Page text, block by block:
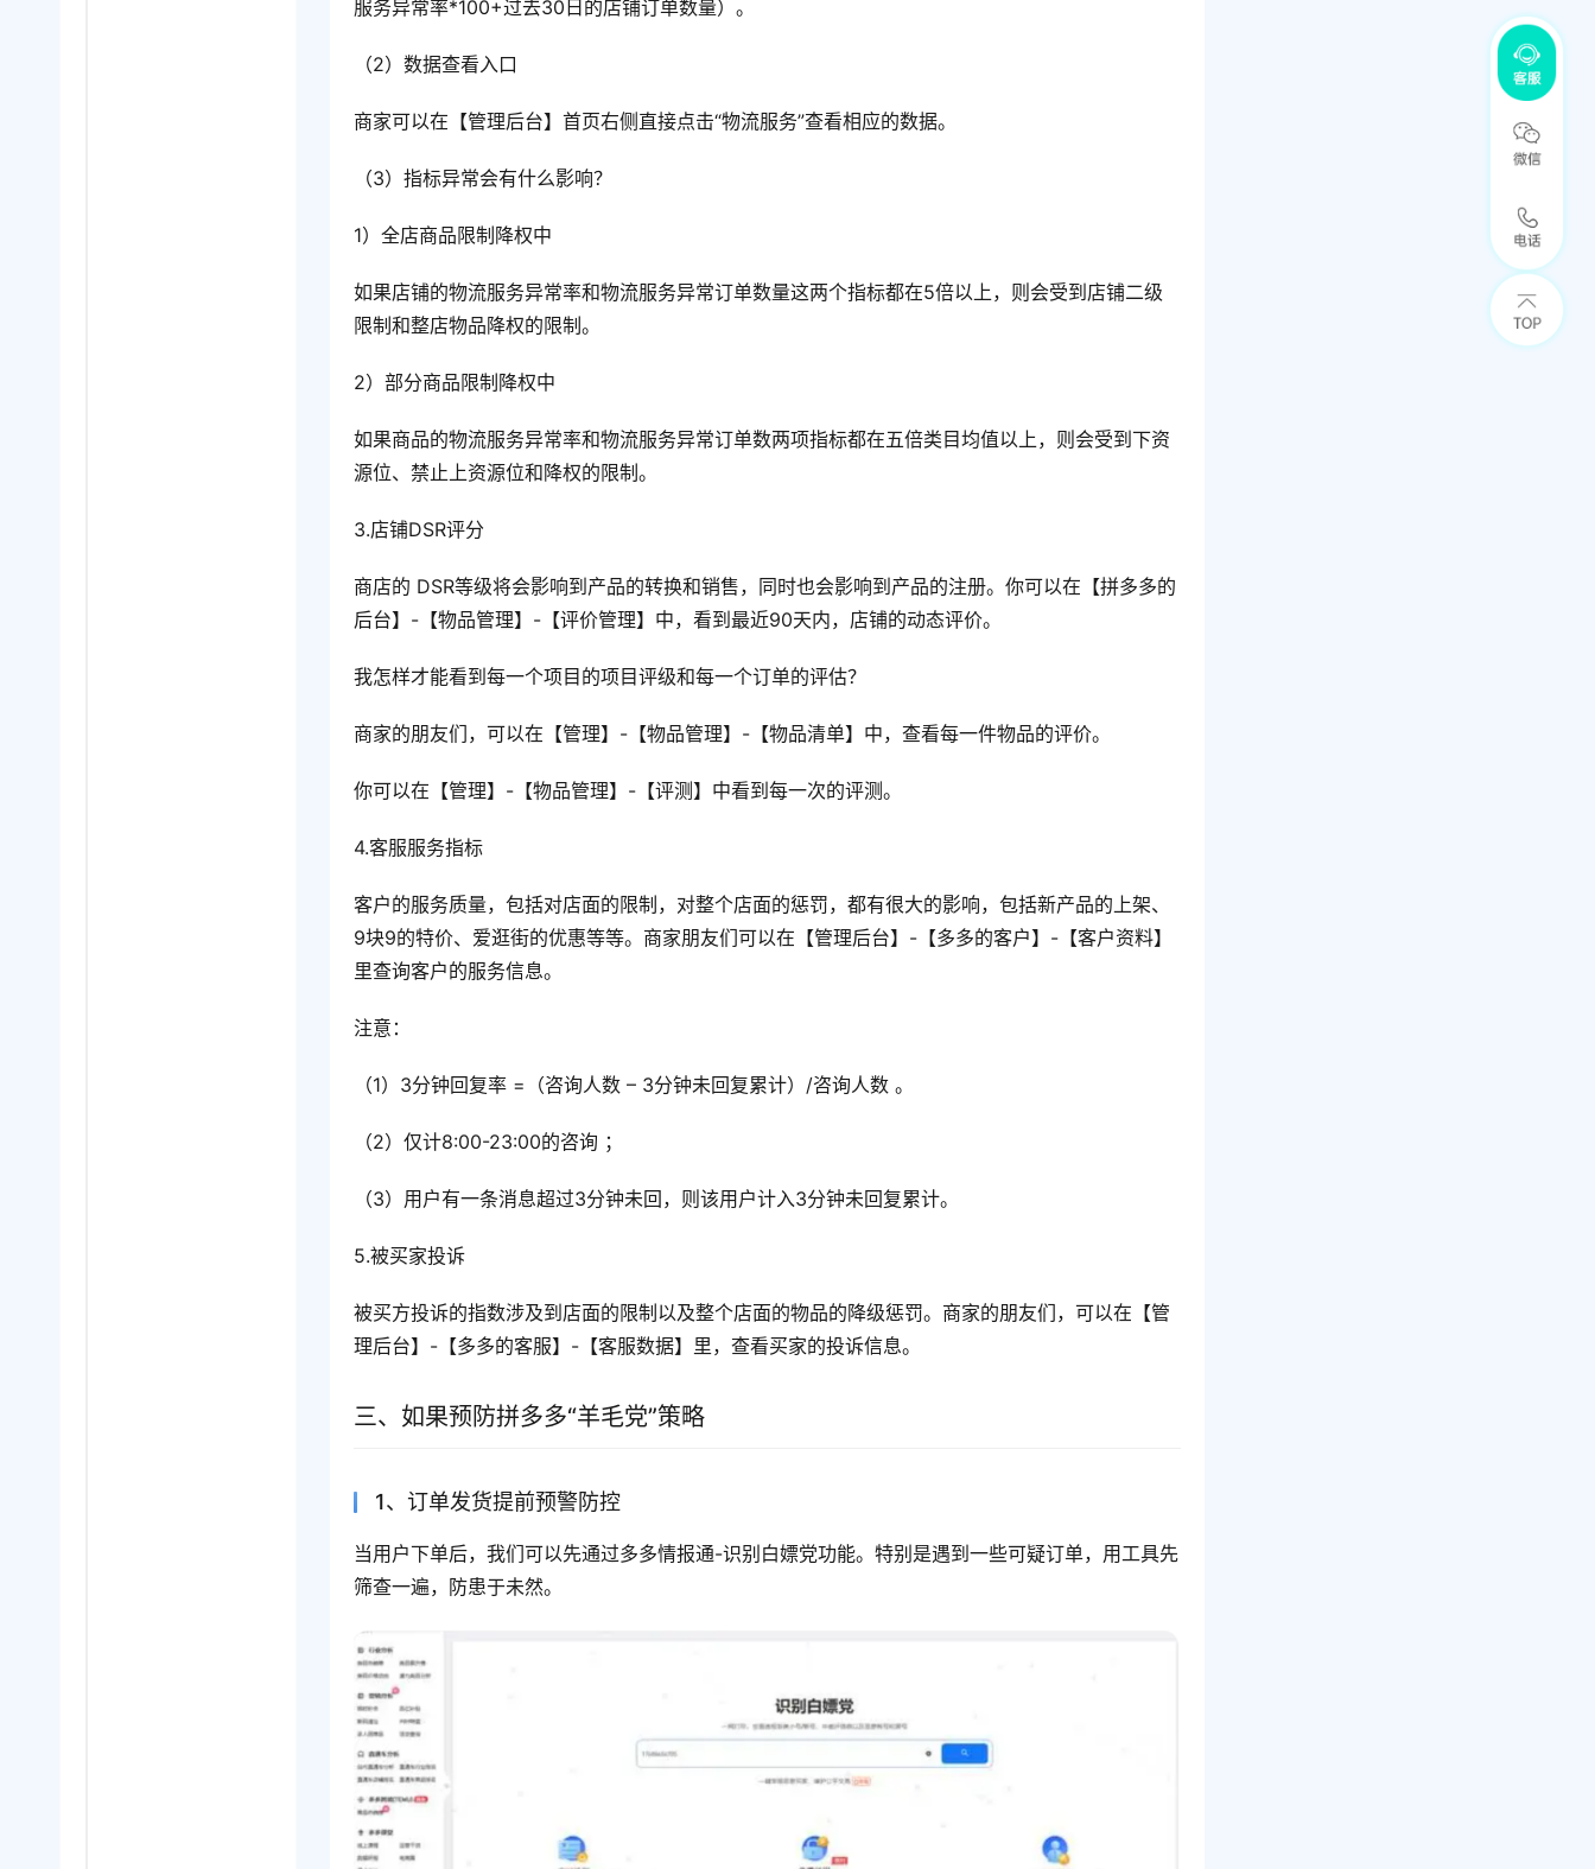
服务异常率*100+过去30日的店铺订单数量）。
（2）数据查看入口
商家可以在【管理后台】首页右侧直接点击“物流服务”查看相应的数据。
（3）指标异常会有什么影响？
1）全店商品限制降权中
如果店铺的物流服务异常率和物流服务异常订单数量这两个指标都在5倍以上，则会受到店铺二级
限制和整店物品降权的限制。
2）部分商品限制降权中
如果商品的物流服务异常率和物流服务异常订单数两项指标都在五倍类目均值以上，则会受到下资
源位、禁止上资源位和降权的限制。
3.店铺DSR评分
商店的 DSR等级将会影响到产品的转换和销售，同时也会影响到产品的注册。你可以在【拼多多的
后台】-【物品管理】-【评价管理】中，看到最近90天内，店铺的动态评价。
我怎样才能看到每一个项目的项目评级和每一个订单的评估？
商家的朋友们，可以在【管理】-【物品管理】-【物品清单】中，查看每一件物品的评价。
你可以在【管理】-【物品管理】-【评测】中看到每一次的评测。
4.客服服务指标
客户的服务质量，包括对店面的限制，对整个店面的惩罚，都有很大的影响，包括新产品的上架、
9块9的特价、爱逛街的优惠等等。商家朋友们可以在【管理后台】-【多多的客户】-【客户资料】
里查询客户的服务信息。
注意：
（1）3分钟回复率 =（咨询人数 – 3分钟未回复累计）/咨询人数 。
（2）仅计8:00-23:00的咨询 ；
（3）用户有一条消息超过3分钟未回，则该用户计入3分钟未回复累计。
5.被买家投诉
被买方投诉的指数涉及到店面的限制以及整个店面的物品的降级惩罚。商家的朋友们，可以在【管
理后台】-【多多的客服】-【客服数据】里，查看买家的投诉信息。
三、如果预防拼多多“羊毛党”策略
1、订单发货提前预警防控
当用户下单后，我们可以先通过多多情报通-识别白嫖党功能。特别是遇到一些可疑订单，用工具先
筛查一遍，防患于未然。